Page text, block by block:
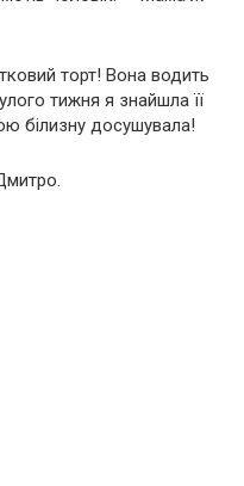
торт! Вона водить
тижня я знайшла її
білизну досушувала!